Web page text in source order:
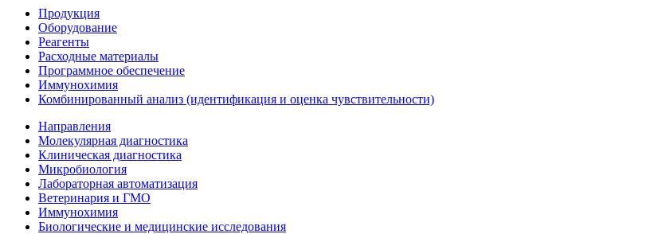
Продукция
Оборудование
Реагенты
Расходные материалы
Программное обеспечение
Иммунохимия
Комбинированный анализ (идентификация и оценка чувствительности)
Направления
Молекулярная диагностика
Клиническая диагностика
Микробиология
Лабораторная автоматизация
Ветеринария и ГМО
Иммунохимия
Биологические и медицинские исследования